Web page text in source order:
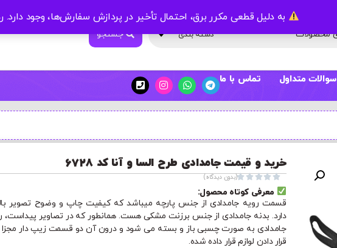
به دلیل قطعی مکرر برق، احتمال تأخیر در پردازش سفارش‌ها، وجود دارد.
دسته بندی جستجو
سوالات متداول تماس با ما
خرید و قیمت جامدادی طرح السا و آنا کد 6728




(بدون دیدگاه)
معرفی کوتاه محصول:
قسمت رویه جامدادی از جنس پارچه میباشد که کیفیت چاپ و وضوح تصویر
دارد. بدنه جامدادی از جنس برزنت مشکی هست. همانطور که در تصاویر پیداست،
جامدادی به صورت چسبی باز و بسته می شود و درون آن دو قسمت زیپ دار مجزا
قرار دادن لوازم قرار داده شده.